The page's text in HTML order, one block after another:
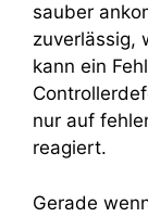
sauber
zuverlässig,
kann ein
nur auf
reagiert.
Gerade